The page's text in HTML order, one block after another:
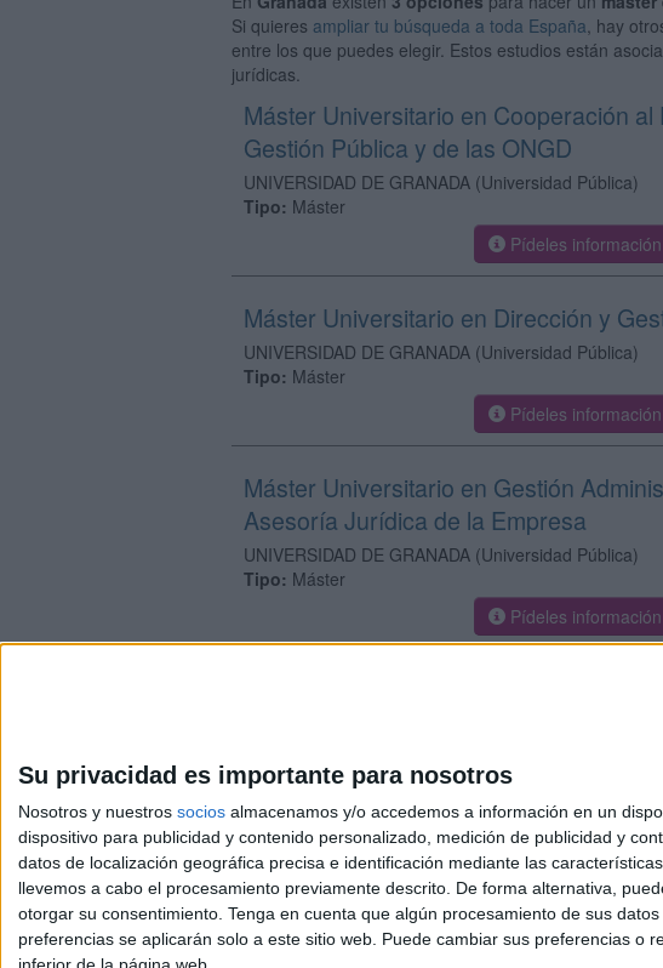
Su privacidad es importante para nosotros
Nosotros y nuestros socios almacenamos y/o accedemos a información en un
dispositivo para publicidad y contenido personalizado, medición de publicidad y
datos de localización geográfica precisa e identificación mediante las
llevemos a cabo el procesamiento previamente descrito. De forma alternativa,
otorgar su consentimiento. Tenga en cuenta que algún procesamiento de sus
preferencias se aplicarán solo a este sitio web. Puede cambiar sus preferencias
Si quieres ampliar tu búsqueda a toda España, hay
entre los que puedes elegir. Estos estudios están
jurídicas.
Máster Universitario en Cooperación al
Gestión Pública y de las ONGD
UNIVERSIDAD DE GRANADA (Universidad Pública)
Tipo: Máster
Pídeles información
Máster Universitario en Dirección y
UNIVERSIDAD DE GRANADA (Universidad Pública)
Tipo: Máster
Pídeles información
Máster Universitario en Gestión
Asesoría Jurídica de la Empresa
UNIVERSIDAD DE GRANADA (Universidad Pública)
Tipo: Máster
Pídeles información
Aviso legal|
© 2003-2026Compás